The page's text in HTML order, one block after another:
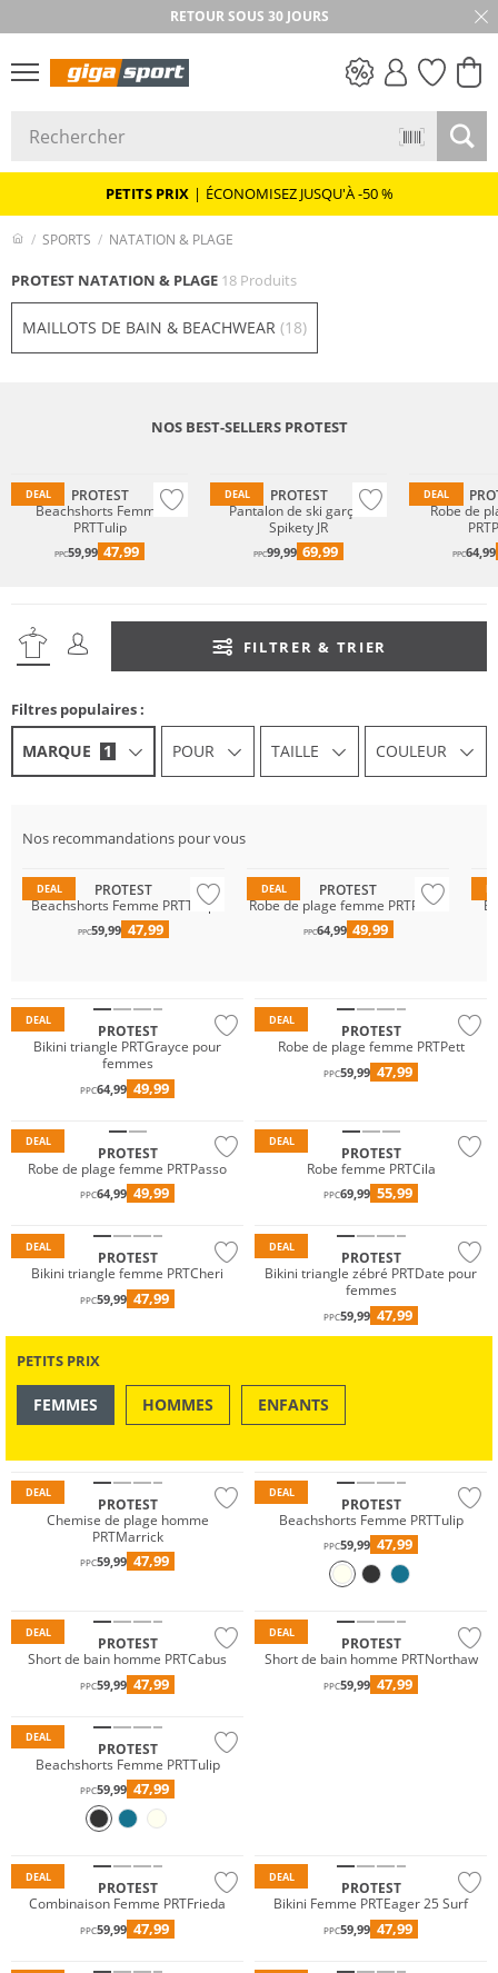
RETOUR SOUS 30 JOURS
PETITS PRIX | ÉCONOMISEZ JUSQU'À -50 %
SPORTS NATATION & PLAGE
PROTEST NATATION & PLAGE 18 Produits
MAILLOTS DE BAIN & BEACHWEAR (18)
NOS BEST-SELLERS PROTEST
DEAL
PROTEST
Beachshorts Femme
PRTTulip
PPC59,99 47,99
DEAL
PROTEST
Pantalon de ski garçon
Spikety JR
PPC99,99 69,99
DEAL
Robe de
PPC64,99
FILTRER & TRIER
Filtres populaires :
MARQUE 1 POUR TAILLE COULEUR
Nos recommandations pour vous
DEAL
PROTEST
Beachshorts Femme PRTTulip
PPC59,99 47,99
DEAL
PROTEST
Robe de plage femme PRTPasso
PPC64,99 49,99
DEAL
PROTEST
Bikini triangle PRTGrayce pour
femmes
PPC64,99 49,99
DEAL
PROTEST
Robe de plage femme PRTPett
PPC59,99 47,99
DEAL
PROTEST
Robe de plage femme PRTPasso
PPC64,99 49,99
DEAL
PROTEST
Robe femme PRTCila
PPC69,99 55,99
DEAL
PROTEST
Bikini triangle femme PRTCheri
PPC59,99 47,99
DEAL
PROTEST
Bikini triangle zébré PRTDate pour
femmes
PPC59,99 47,99
PETITS PRIX
FEMMES HOMMES ENFANTS
DEAL
PROTEST
Chemise de plage homme
PRTMarrick
PPC59,99 47,99
DEAL
PROTEST
Beachshorts Femme PRTTulip
PPC59,99 47,99
DEAL
PROTEST
Short de bain homme PRTCabus
PPC59,99 47,99
DEAL
PROTEST
Short de bain homme PRTNorthaw
PPC59,99 47,99
DEAL
PROTEST
Beachshorts Femme PRTTulip
PPC59,99 47,99
DEAL
PROTEST
Combinaison Femme PRTFrieda
PPC59,99 47,99
DEAL
PROTEST
Bikini Femme PRTEager 25 Surf
PPC59,99 47,99